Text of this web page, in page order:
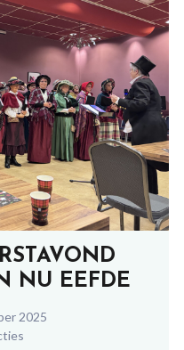
NU EEFDE
2025